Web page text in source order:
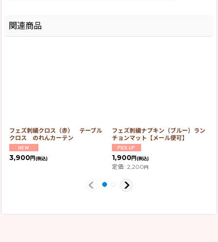
関連商品
フェズ刺繍クロス（赤） テーブル
クロス のれんカーテン
3,900円(税込)
フェズ刺繍ナプキン（ブルー）ラン
チョンマット【メール便可】
1,900円(税込)
定価: 2,200円